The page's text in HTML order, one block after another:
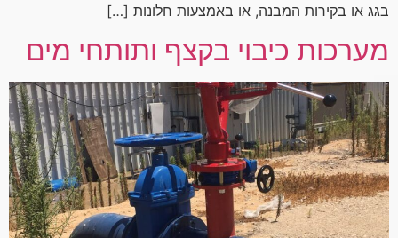
בגג או בקירות המבנה, או באמצעות חלונות […]
מערכות כיבוי בקצף ותותחי מים